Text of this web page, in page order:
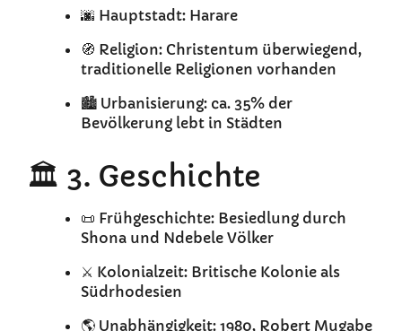
🌆 Hauptstadt: Harare
🧭 Religion: Christentum überwiegend,
traditionelle Religionen vorhanden
🏙️ Urbanisierung: ca. 35% der
Bevölkerung lebt in Städten
🏛️ 3. Geschichte
📜 Frühgeschichte: Besiedlung durch
Shona und Ndebele Völker
⚔️ Kolonialzeit: Britische Kolonie als
Südrhodesien
🌎 Unabhängigkeit: 1980, Robert Mugabe